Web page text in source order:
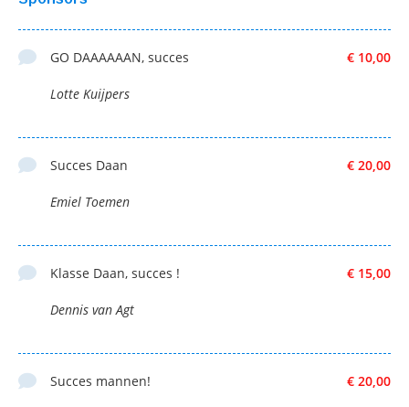
€ 10,00
GO DAAAAAAN, succes
Lotte Kuijpers
€ 20,00
Succes Daan
Emiel Toemen
€ 15,00
Klasse Daan, succes !
Dennis van Agt
€ 20,00
Succes mannen!